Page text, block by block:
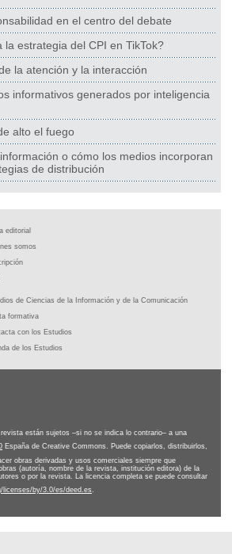
en el centro del debate
estrategia del CPI en TikTok?
la atención y la interacción
informativos generados por inteligencia
alto el fuego
o cómo los medios incorporan
de distribución
editorial
somos
de Ciencias de la Información y de la Comunicación
formativa
con los Estudios
de los Estudios
están sujetos –si no se indica lo contrario– a una
España de Creative Commons. Puede copiarlos, distribuirlos,
obras derivadas y usos comerciales siempre que
(autoría, nombre de la revista, institución editora) de la
o por la revista. La licencia completa se puede consultar
by/3.0/es/deed.es.